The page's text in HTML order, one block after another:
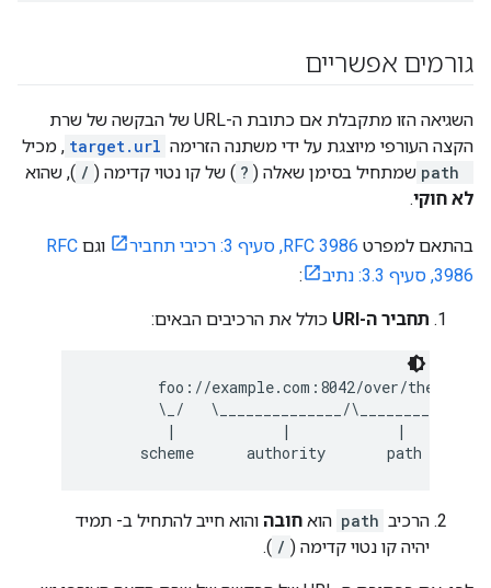
גורמים אפשריים
השגיאה הזו מתקבלת אם כתובת ה-URL של הבקשה של שרת
הקצה העורפי מיוצגת על ידי משתנה הזרימה target.url , מכיל
path שמתחיל בסימן שאלה ( ? ) של קו נטוי קדימה ( / ), שהוא
לא חוקי.
בהתאם למפרט RFC 3986, סעיף 3: רכיבי תחביר וגם RFC
3986, סעיף 3.3: נתיב
:
תחביר ה-URI כולל את הרכיבים הבאים:
foo://example.com:8042/over/
\_/   \______________/\_________/
|            |            |
הרכיב path הוא חובה והוא חייב להתחיל ב- תמיד
יהיה קו נטוי קדימה ( /
).